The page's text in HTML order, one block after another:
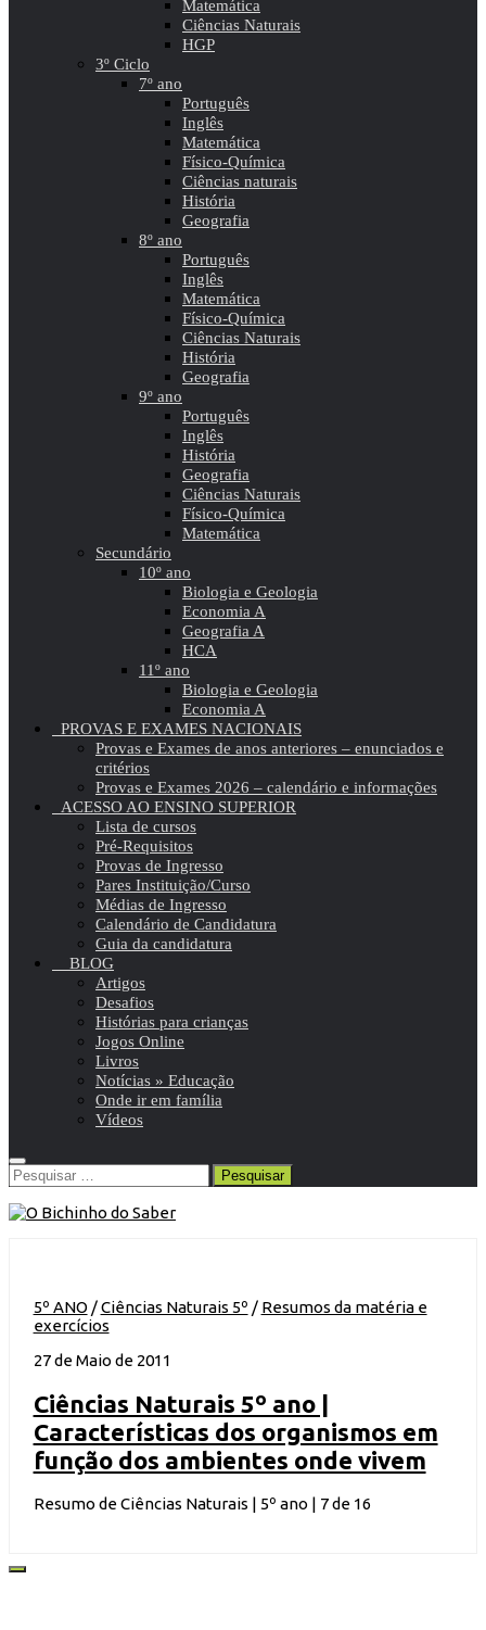
Matemática
Ciências Naturais
HGP
3º Ciclo
7º ano
Português
Inglês
Matemática
Físico-Química
Ciências naturais
História
Geografia
8º ano
Português
Inglês
Matemática
Físico-Química
Ciências Naturais
História
Geografia
9º ano
Português
Inglês
História
Geografia
Ciências Naturais
Físico-Química
Matemática
Secundário
10º ano
Biologia e Geologia
Economia A
Geografia A
HCA
11º ano
Biologia e Geologia
Economia A
PROVAS E EXAMES NACIONAIS
Provas e Exames de anos anteriores – enunciados e
critérios
Provas e Exames 2026 – calendário e informações
ACESSO AO ENSINO SUPERIOR
Lista de cursos
Pré-Requisitos
Provas de Ingresso
Pares Instituição/Curso
Médias de Ingresso
Calendário de Candidatura
Guia da candidatura
BLOG
Artigos
Desafios
Histórias para crianças
Jogos Online
Livros
Notícias » Educação
Onde ir em família
Vídeos
Pesquisar
por:
5º ANO /Ciências Naturais 5º / Resumos da matéria e
exercícios
27 de Maio de 2011
Ciências Naturais 5º ano |
Características dos organismos em
função dos ambientes onde vivem
Resumo de Ciências Naturais | 5º ano | 7 de 16